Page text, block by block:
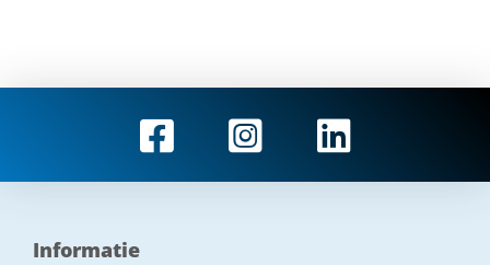
Informatie